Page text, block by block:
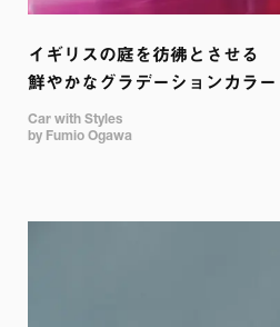
イギリスの庭を彷彿とさせる
鮮やかなグラデーションカラー
Car with Styles
by Fumio Ogawa